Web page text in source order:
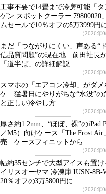
工事不要で14畳まで冷房可能「タ
ゲン スポットクーラー 79800020
ムセールで10％オフの5万3999円
（2026年
まだ「つながりにくい」声ある“
信品質問題”の現在地 前田社長
「道半ば」の詳細解説
（2026年
スマホの「エアコン冷却」がダメ
ケ 猛暑日にやりがちな“水没”の
と正しい冷やし方
（2026年
厚さ約1.2mm、“ほぼ、裸”のiPad
／M5）向けケース「The Frost Air
売 ケースフィニットから
（2026年
幅約35センチで大型アイスも置け
イリスオーヤマ 冷凍庫 IUSN-8B-
20％オフの3万5800円に
（2026年